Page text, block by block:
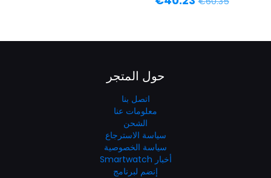
حول المتجر
اتصل بنا
معلومات عنا
الشحن
سياسة الاسترجاع
سياسة الخصوصية
أخبار Smartwatch
إنضم لبرنامج